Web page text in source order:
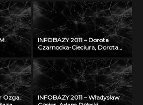
–
i
informatyczna do
efektywnego zarządzania
wiedzą i badaniami
naukowymi w IMP w Łodzi
–
INFOBAZY 2011 – Dorota
Czarnocka-Cieciura, Dorota
Repozytorium Cyfrowe
Instytutów Naukowych – coś
więcej niż Biblioteka Cyfrowa
Ozga,
INFOBAZY 2011 – Władysław